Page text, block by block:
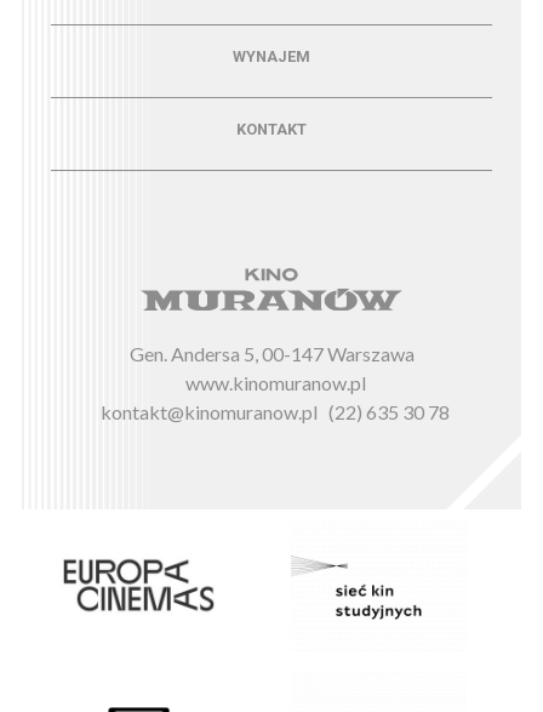
Menu - wynajemWYNAJEM
KONTAKT
Gen. Andersa 5, 00-147 Warszawa
www.kinomuranow.pl
kontakt@kinomuranow.pl (22) 635 30 78